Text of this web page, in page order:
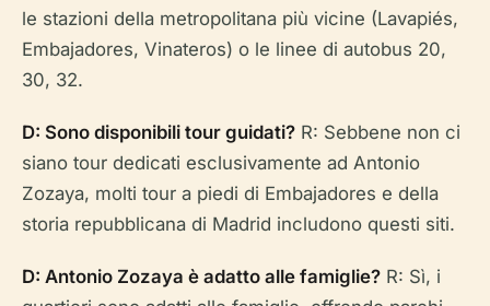
le stazioni della metropolitana più vicine (Lavapiés,
Embajadores, Vinateros) o le linee di autobus 20,
30, 32.
D: Sono disponibili tour guidati? R: Sebbene non ci
siano tour dedicati esclusivamente ad Antonio
Zozaya, molti tour a piedi di Embajadores e della
storia repubblicana di Madrid includono questi siti.
D: Antonio Zozaya è adatto alle famiglie? R: Sì, i